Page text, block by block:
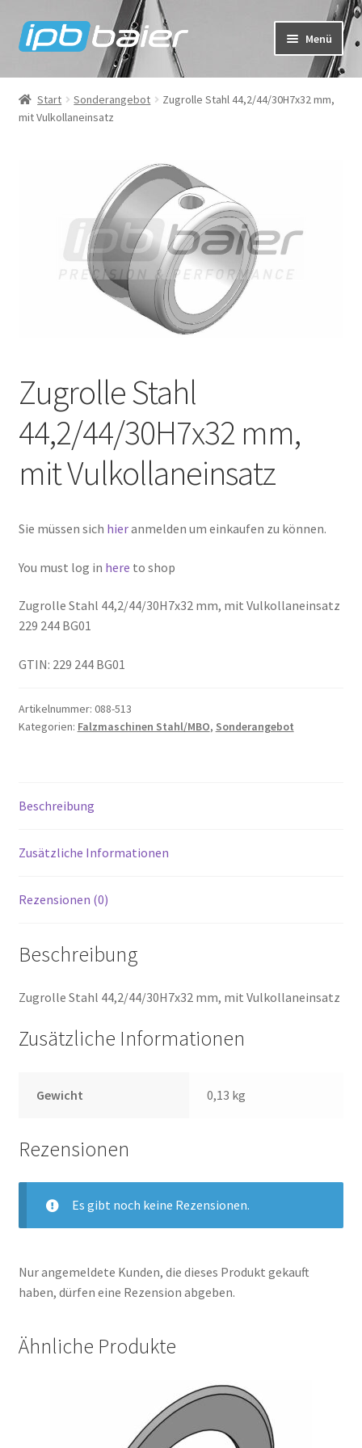
Zur
Navigation
Zum
Inhalt
Menü
Mein Konto
Warenkorb
IPB Baier Onlineshop
Start Sonderangebot
Zugrolle Stahl 44,2/44/30H7x32 mm,
mit Vulkollaneinsatz
Zugrolle Stahl
44,2/44/30H7x32 mm,
mit Vulkollaneinsatz
Sie müssen sich hieranmelden um einkaufen zu können.
You must log in here to shop
Zugrolle Stahl 44,2/44/30H7x32 mm, mit Vulkollaneinsatz
229 244 BG01
GTIN: 229 244 BG01
Artikelnummer: 088-513
Kategorien: Falzmaschinen Stahl/MBO, Sonderangebot
Beschreibung
Zusätzliche Informationen
Rezensionen (0)
Beschreibung
Zugrolle Stahl 44,2/44/30H7x32 mm, mit Vulkollaneinsatz
Zusätzliche Informationen
Gewicht 0,13 kg
Rezensionen
Es gibt noch keine Rezensionen.
Nur angemeldete Kunden, die dieses Produkt gekauft
haben, dürfen eine Rezension abgeben.
Ähnliche Produkte